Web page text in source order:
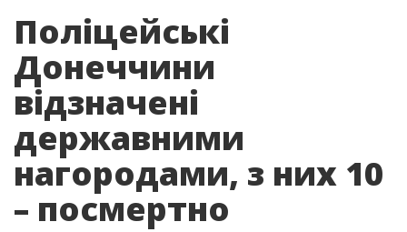
Поліцейські
Донеччини
відзначені
державними
нагородами, з них 10
– посмертно